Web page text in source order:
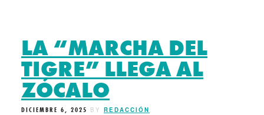
LA “MARCHA DEL
TIGRE” LLEGA AL
ZÓCALO
DICIEMBRE 6, 2025 BY REDACCIÓN